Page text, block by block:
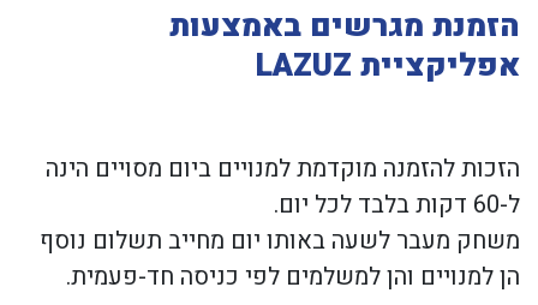
הזמנת מגרשים באמצעות
אפליקציית LAZUZ
הזכות להזמנה מוקדמת למנויים ביום מסויים הינה
ל-60 דקות בלבד לכל יום.
משחק מעבר לשעה באותו יום מחייב תשלום נוסף
הן למנויים והן למשלמים לפי כניסה חד-פעמית.